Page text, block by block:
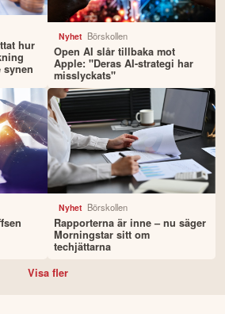
hur
Nyhet Börskollen
Open AI slår tillbaka mot
Apple: "Deras AI-strategi har
misslyckats"
Rapporterna är inne – nu säger